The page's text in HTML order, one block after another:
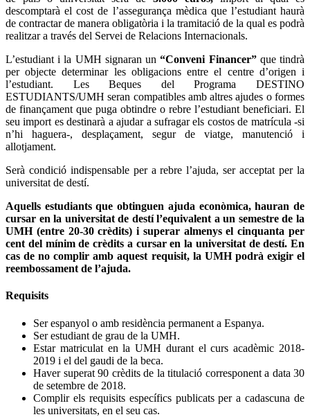
descomptarà el cost de l’assegurança mèdica que l’estudiant haurà
de contractar de manera obligatòria i la tramitació de la qual es podrà
realitzar a través del Servei de Relacions Internacionals.
L’estudiant i la UMH signaran un“Conveni Financer”que tindrà
per objecte determinar les obligacions entre el centre d’origen i
l’estudiant. Les Beques del Programa DESTINO
ESTUDIANTS/UMH seran compatibles amb altres ajudes o formes
de finançament que puga obtindre o rebre l’estudiant beneficiari. El
seu import es destinarà a ajudar a sufragar els costos de matrícula -si
n’hi haguera-, desplaçament, segur de viatge, manutenció i
allotjament.
Serà condició indispensable per a rebre l’ajuda, ser acceptat per la
universitat de destí.
Aquells estudiants que obtinguen ajuda econòmica, hauran de
cursar en la universitat de destí l’equivalent a un semestre de la
UMH (entre 20-30 crèdits) i superar almenys el cinquanta per
cent del mínim de crèdits a cursar en la universitat de destí. En
cas de no complir amb aquest requisit, la UMH podrà exigir el
reembossament de l’ajuda.
Requisits
Ser espanyol o amb residència permanent a Espanya.
Ser estudiant de grau de la UMH.
Estar matriculat en la UMH durant el curs acadèmic 2018-
2019 i el del gaudi de la beca.
Haver superat 90 crèdits de la titulació corresponent a data 30
de setembre de 2018.
Complir els requisits específics publicats per a cadascuna de
les universitats, en el seu cas.